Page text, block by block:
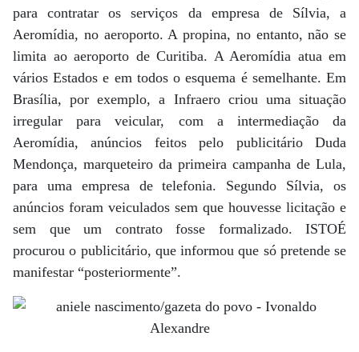
para contratar os serviços da empresa de Sílvia, a
Aeromídia, no aeroporto. A propina, no entanto, não se
limita ao aeroporto de Curitiba. A Aeromídia atua em
vários Estados e em todos o esquema é semelhante. Em
Brasília, por exemplo, a Infraero criou uma situação
irregular para veicular, com a intermediação da
Aeromídia, anúncios feitos pelo publicitário Duda
Mendonça, marqueteiro da primeira campanha de Lula,
para uma empresa de telefonia. Segundo Sílvia, os
anúncios foram veiculados sem que houvesse licitação e
sem que um contrato fosse formalizado. ISTOÉ
procurou o publicitário, que informou que só pretende se
manifestar “posteriormente”.